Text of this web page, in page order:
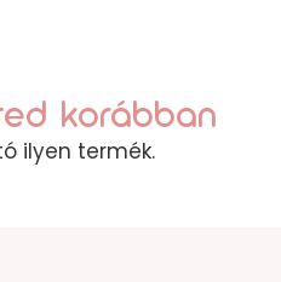
korábban
ilyen termék.